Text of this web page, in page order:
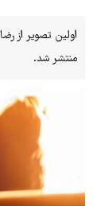
اولین تصویر از
منتشر شد.